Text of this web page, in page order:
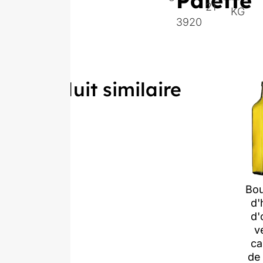
3920
21
KG
Produit similaire
de